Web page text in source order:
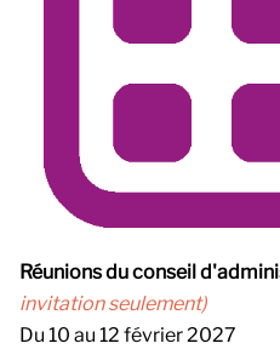
Réunions du conseil
invitation seulement)
Du 10 au 12 février 2027